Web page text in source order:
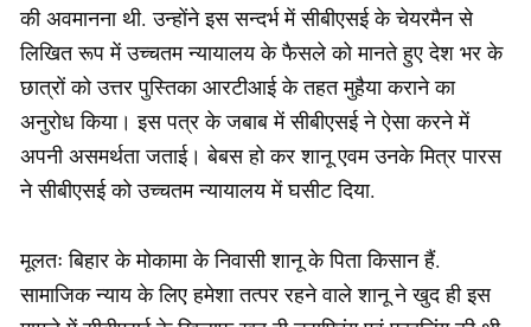
की अवमानना थी. उन्होंने इस सन्दर्भ में सीबीएसई के चेयरमैन से
लिखित रूप में उच्चतम न्यायालय के फैसले को मानते हुए देश भर के
छात्रों को उत्तर पुस्तिका आरटीआई के तहत मुहैया कराने का
अनुरोध किया। इस पत्र के जबाब में सीबीएसई ने ऐसा करने में
अपनी असमर्थता जताई। बेबस हो कर शानू एवम उनके मित्र पारस
ने सीबीएसई को उच्चतम न्यायालय में घसीट दिया.
मूलतः बिहार के मोकामा के निवासी शानू के पिता किसान हैं.
सामाजिक न्याय के लिए हमेशा तत्पर रहने वाले शानू ने खुद ही इस